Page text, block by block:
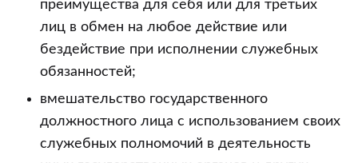
преимущества для себя или для третьих
лиц в обмен на любое действие или
бездействие при исполнении служебных
обязанностей;
вмешательство государственного
должностного лица с использованием своих
служебных полномочий в деятельность